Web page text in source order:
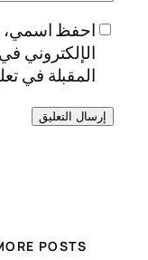
احفظ اسمي،
الإلكتروني
المقبلة في
POSTS